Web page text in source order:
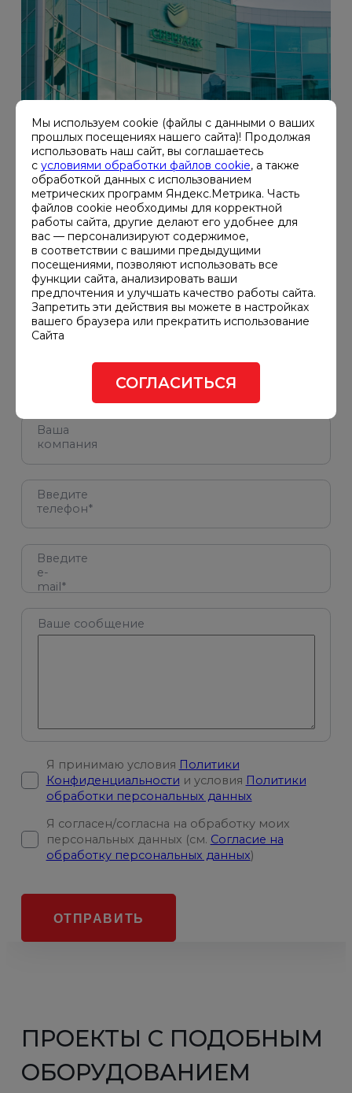
ЗАЯВКА НА ПОДОБНЫЙ
ПРОЕКТ
Монтаж системы бесперебойного
электроснабжения штаб-квартиры
Сбербанка на Кутузовском проспекте
Ваша
компания
Введите
телефон*
Введите
e-
mail*
Ваше сообщение
Я принимаю условия Политики
Конфиденциальности и условия Политики
обработки персональных данных
Я согласен/согласна на обработку моих
персональных данных (см. Согласие на
обработку персональных данных)
ОТПРАВИТЬ
ПРОЕКТЫ С ПОДОБНЫМ
ОБОРУДОВАНИЕМ
Мы используем cookie (файлы с данными о ваших
прошлых посещениях нашего сайта)! Продолжая
использовать наш сайт, вы соглашаетесь
с условиями обработки файлов cookie, а также
обработкой данных с использованием
метрических программ Яндекс.Метрика. Часть
файлов cookie необходимы для корректной
работы сайта, другие делают его удобнее для
вас — персонализируют содержимое,
в соответствии с вашими предыдущими
посещениями, позволяют использовать все
функции сайта, анализировать ваши
предпочтения и улучшать качество работы сайта.
Запретить эти действия вы можете в настройках
вашего браузера или прекратить использование
Сайта
СОГЛАСИТЬСЯ